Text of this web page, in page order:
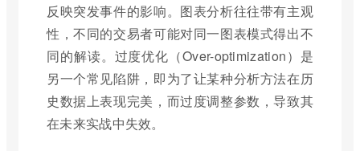
反映突发事件的影响。图表分析往往带有主观
性，不同的交易者可能对同一图表模式得出不
同的解读。过度优化（Over-optimization）是
另一个常见陷阱，即为了让某种分析方法在历
史数据上表现完美，而过度调整参数，导致其
在未来实战中失效。